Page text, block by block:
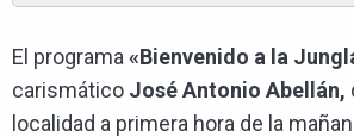
El programa «Bienvenido a la
carismático José Antonio Abellán,
localidad a primera hora de la